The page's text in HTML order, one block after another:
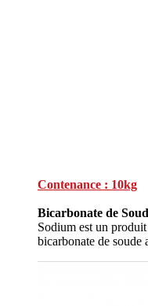
Contenance : 10kg
Bicarbonate de
Sodium est un
bicarbonate de soude